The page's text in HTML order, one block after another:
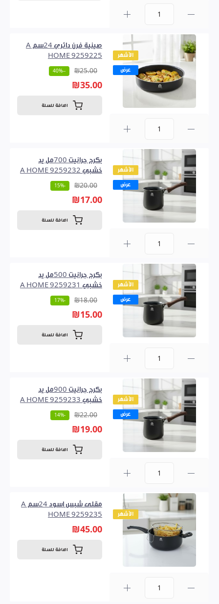
الأشهر
عرض
صينية فرن دائري 24سم A
HOME 9259225
₪25.00
--40%
₪35.00
اضافة للسلة
الأشهر
عرض
بكرج جرانيت 700مل يد
خشبي A HOME 9259232
₪20.00
-15%
₪17.00
اضافة للسلة
الأشهر
عرض
بكرج جرانيت 500مل يد
خشبي A HOME 9259231
₪18.00
-17%
₪15.00
اضافة للسلة
الأشهر
عرض
بكرج جرانيت 900مل يد
خشبي A HOME 9259233
₪22.00
-14%
₪19.00
اضافة للسلة
الأشهر
مقلى شبس اسود 24سم A
HOME 9259235
₪45.00
اضافة للسلة